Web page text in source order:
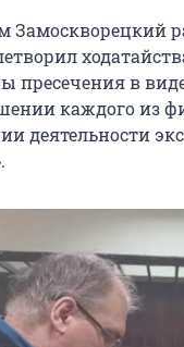
Замоскворецкий
пресечения в
каждого из
деятельности